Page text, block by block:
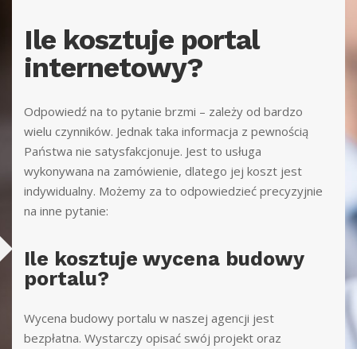
Ile kosztuje portal
internetowy?
Odpowiedź na to pytanie brzmi – zależy od bardzo
wielu czynników. Jednak taka informacja z pewnością
Państwa nie satysfakcjonuje. Jest to usługa
wykonywana na zamówienie, dlatego jej koszt jest
indywidualny. Możemy za to odpowiedzieć precyzyjnie
na inne pytanie:
Ile kosztuje wycena budowy
portalu?
Wycena budowy portalu w naszej agencji jest
bezpłatna. Wystarczy opisać swój projekt oraz